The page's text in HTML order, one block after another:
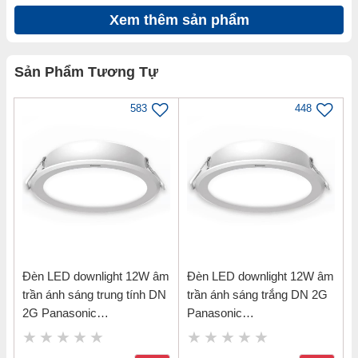
Bảng nhiệt độ màu ánh sáng Đèn LED
downlight âm trần Eco Series 12W ánh
120mm Nanoco NED126
Bạn hoàn toàn yên tâm khi mua thiết bị
chiếu sáng tại VUA HOÀN THIỆN, vì:
Xem thêm sản phẩm
Sản Phẩm Tương Tự
583
Đèn LED downlight 12W âm
trần ánh sáng trung tính DN
2G Panasonic
NNV70042WE1A
448
Đèn LED downlight 12W âm
trần ánh sáng trắng DN 2G
Panasonic
NNV70062WE1A